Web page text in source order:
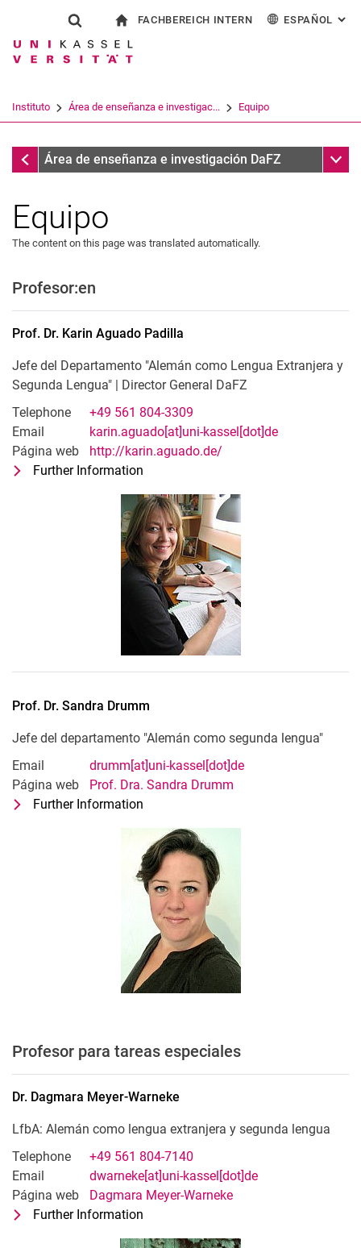
Jump directly to: content
Jump directly to: search
Jump directly to: main
Show search form
Search term
Search (opens an external link in a
FACHBEREICH INTERN ESPAÑOL :
Instituto Área de enseñanza e investigac... Equipo
InstitutoÁrea de enseñanza e investigación DaFZ Sub
Equipo
The content on this page was translated automatically.
Profesor:en
Prof. Dr. Karin Aguado Padilla
Jefe del Departamento "Alemán como Lengua Extranjera y
Segunda Lengua" | Director General DaFZ
Telephone
+49 561 804-3309
Email
karin.aguado[at]uni-kassel[dot]de
Página web
http://karin.aguado.de/
Further Information
Prof. Dr. Sandra Drumm
Jefe del departamento "Alemán como segunda lengua"
Email
drumm[at]uni-kassel[dot]de
Página web
Prof. Dra. Sandra Drumm
Further Information
Profesor para tareas especiales
Dr. Dagmara Meyer-Warneke
LfbA: Alemán como lengua extranjera y segunda lengua
Telephone
+49 561 804-7140
Email
dwarneke[at]uni-kassel[dot]de
Página web
Dagmara Meyer-Warneke
Further Information